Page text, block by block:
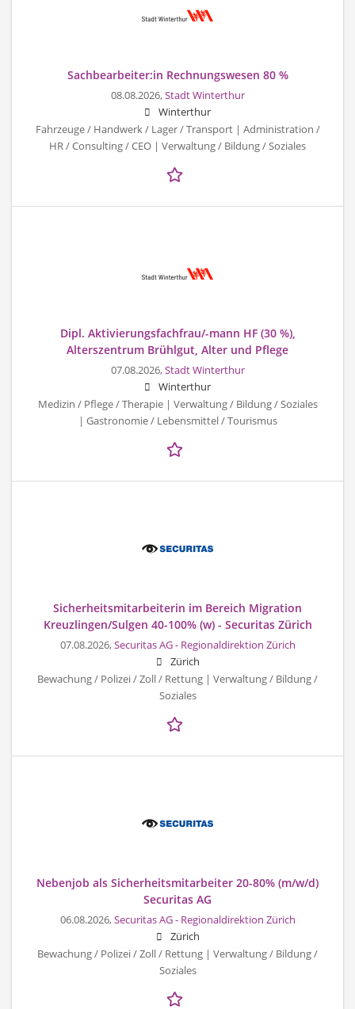
Sachbearbeiter:in Rechnungswesen 80 %
08.08.2026,Stadt Winterthur
Winterthur
Fahrzeuge / Handwerk / Lager / Transport | Administration /
HR / Consulting / CEO | Verwaltung / Bildung / Soziales
Dipl. Aktivierungsfachfrau/-mann HF (30 %),
Alterszentrum Brühlgut, Alter und Pflege
07.08.2026,Stadt Winterthur
Winterthur
Medizin / Pflege / Therapie | Verwaltung / Bildung / Soziales
| Gastronomie / Lebensmittel / Tourismus
Sicherheitsmitarbeiterin im Bereich Migration
Kreuzlingen/Sulgen 40-100% (w) - Securitas Zürich
07.08.2026,Securitas AG - Regionaldirektion Zürich
Zürich
Bewachung / Polizei / Zoll / Rettung | Verwaltung / Bildung /
Soziales
Nebenjob als Sicherheitsmitarbeiter 20-80% (m/w/d)
Securitas AG
06.08.2026,Securitas AG - Regionaldirektion Zürich
Zürich
Bewachung / Polizei / Zoll / Rettung | Verwaltung / Bildung /
Soziales